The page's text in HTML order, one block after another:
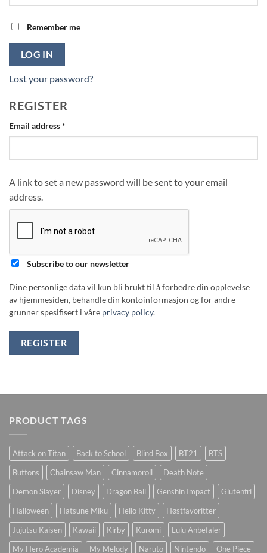
Remember me
LOG IN
Lost your password?
REGISTER
Email address*
A link to set a new password will be sent to your email
address.
Subscribe to our newsletter
Dine personlige data vil kun bli brukt til å forbedre din opplevelse
av hjemmesiden, behandle din kontoinformasjon og for andre
grunner spesifisert i våre privacy policy.
REGISTER
PRODUCT TAGS
Attack on Titan Back to School Blind Box BT21
BTS
Buttons
Chainsaw Man Cinnamoroll
Death Note
Demon Slayer
Disney Dragon Ball Genshin Impact
Glutenfri
Halloween
Hatsune Miku Hello Kitty
Høstfavoritter
Jujutsu Kaisen
Kawaii Kirby Kuromi
Lulu Anbefaler
My Hero Academia
My Melody Naruto Nintendo
One Piece